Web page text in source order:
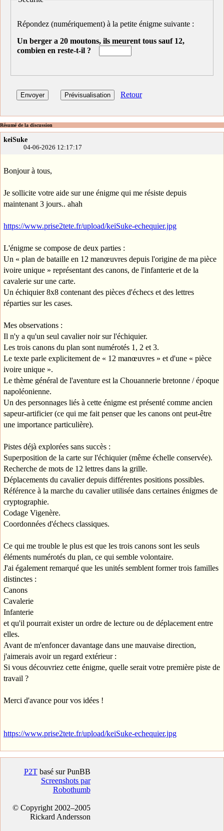
Répondez (numériquement) à la petite énigme suivante :
Un berger a 20 moutons, ils meurent tous sauf 12,
combien en reste-t-il ?
Retour
Résumé de la discussion
keiSuke
04-06-2026 12:17:17
Bonjour à tous,
Je sollicite votre aide sur une énigme qui me résiste depuis
maintenant 3 jours.. ahah
https://www.prise2tete.fr/upload/keiSuke-echequier.jpg
L'énigme se compose de deux parties :
Un « plan de bataille en 12 manœuvres depuis l'origine de ma pièce
ivoire unique » représentant des canons, de l'infanterie et de la
cavalerie sur une carte.
Un échiquier 8x8 contenant des pièces d'échecs et des lettres
réparties sur les cases.
Mes observations :
Il n'y a qu'un seul cavalier noir sur l'échiquier.
Les trois canons du plan sont numérotés 1, 2 et 3.
Le texte parle explicitement de « 12 manœuvres » et d'une « pièce
ivoire unique ».
Le thème général de l'aventure est la Chouannerie bretonne / époque
napoléonienne.
Un des personnages liés à cette énigme est présenté comme ancien
sapeur-artificier (ce qui me fait penser que les canons ont peut-être
une importance particulière).
Pistes déjà explorées sans succès :
Superposition de la carte sur l'échiquier (même échelle conservée).
Recherche de mots de 12 lettres dans la grille.
Déplacements du cavalier depuis différentes positions possibles.
Référence à la marche du cavalier utilisée dans certaines énigmes de
cryptographie.
Codage Vigenère.
Coordonnées d'échecs classiques.
Ce qui me trouble le plus est que les trois canons sont les seuls
éléments numérotés du plan, ce qui semble volontaire.
J'ai également remarqué que les unités semblent former trois familles
distinctes :
Canons
Cavalerie
Infanterie
et qu'il pourrait exister un ordre de lecture ou de déplacement entre
elles.
Avant de m'enfoncer davantage dans une mauvaise direction,
j'aimerais avoir un regard extérieur :
Si vous découvriez cette énigme, quelle serait votre première piste de
travail ?
Merci d'avance pour vos idées !
https://www.prise2tete.fr/upload/keiSuke-echequier.jpg
P2Tbasé sur PunBB
Screenshots par
Robothumb
© Copyright 2002–2005
Rickard Andersson